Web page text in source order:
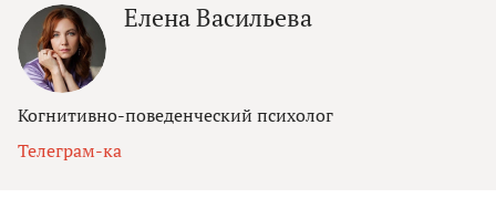
Елена Васильева
Когнитивно-поведенческий психолог
Телеграм-ка